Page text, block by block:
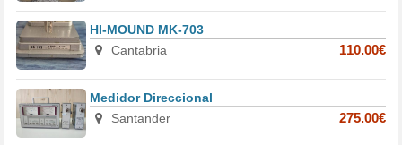
HI-MOUND MK-703
Cantabria
110.00€
Medidor Direccional
Santander
275.00€